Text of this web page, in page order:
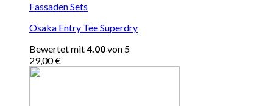
Fassaden Sets
Osaka Entry Tee Superdry
Bewertet mit4.00von 5
29,00€